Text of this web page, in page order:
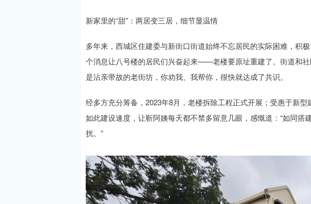
新家里的“甜”：两居变三居，细节显温情
多年来，西城区住建委与新街口街道始终不忘居民的实际困难，积
个消息让八号楼的居民们兴奋起来——老楼要原址重建了。街道和
是沾亲带故的老街坊，你劝我、我帮你，很快就达成了共识。
经多方充分筹备，2023年8月，老楼拆除工程正式开展；受惠于新型
如此建设速度，让靳阿姨每天都不禁多留意几眼，感慨道：“如同
扰。”